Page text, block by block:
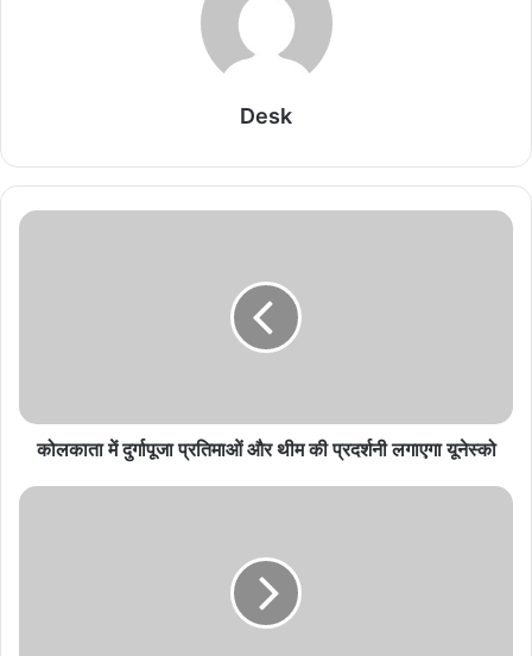
रहती हैं। साथ ही लाइफ से जुड़ी हर एक अपडेट्स फैंस के बीच शेयर करती हैं।
एक्ट्रेस की इन तस्वीरों में आप देख सकते हैं कि नोरा ने एक बार फिर अपने लुक से
गजनी फेम प्रदीप रावत का निधन, बेटे ने बताया आखिरी पलों
मिनी माथुर बनीं ‘द अलायंस’ की पहली विनर, जीती ट्रॉफी और
50 लाख रुपये
August 6, 2026
जूलरी केस में घिरे
August 6, 2026
Desk
कोलकाता में दुर्गापूजा प्रतिमाओं और थीम की प्रदर्शनी लगाएगा यूनेस्को